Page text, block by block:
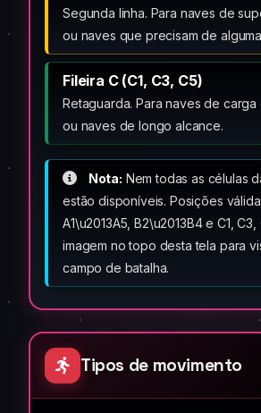
Segunda linha. Para naves de
ou naves que precisam de
Fileira C (C1, C3, C5)
Retaguarda. Para naves de carga
ou naves de longo alcance.
Nota: Nem todas as células
estão disponíveis. Posições
A1\u2013A5, B2\u2013B4 e C1,
imagem no topo desta tela para
campo de batalha.
Tipos de movimento